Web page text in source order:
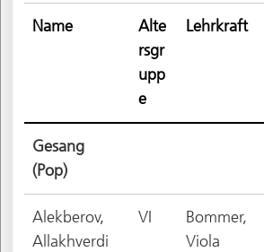
Name
Alte
rsgr
upp
e
Lehrkraft
Gesang
(Pop)
Alekberov,
Allakhverdi
VI
Bommer,
Viola